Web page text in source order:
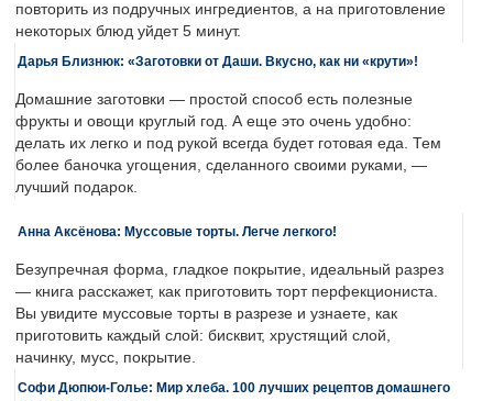
повторить из подручных ингредиентов, а на приготовление
некоторых блюд уйдет 5 минут.
Дарья Близнюк: «Заготовки от Даши. Вкусно, как ни «крути»!
Домашние заготовки — простой способ есть полезные
фрукты и овощи круглый год. А еще это очень удобно:
делать их легко и под рукой всегда будет готовая еда. Тем
более баночка угощения, сделанного своими руками, —
лучший подарок.
Анна Аксёнова: Муссовые торты. Легче легкого!
Безупречная форма, гладкое покрытие, идеальный разрез
— книга расскажет, как приготовить торт перфекциониста.
Вы увидите муссовые торты в разрезе и узнаете, как
приготовить каждый слой: бисквит, хрустящий слой,
начинку, мусс, покрытие.
Софи Дюпюи-Голье: Мир хлеба. 100 лучших рецептов домашнего